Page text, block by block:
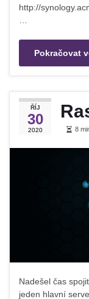
http://
Pokračovat
ŘÍJ
30
2020 8
Nadešel čas
jeden hlavní